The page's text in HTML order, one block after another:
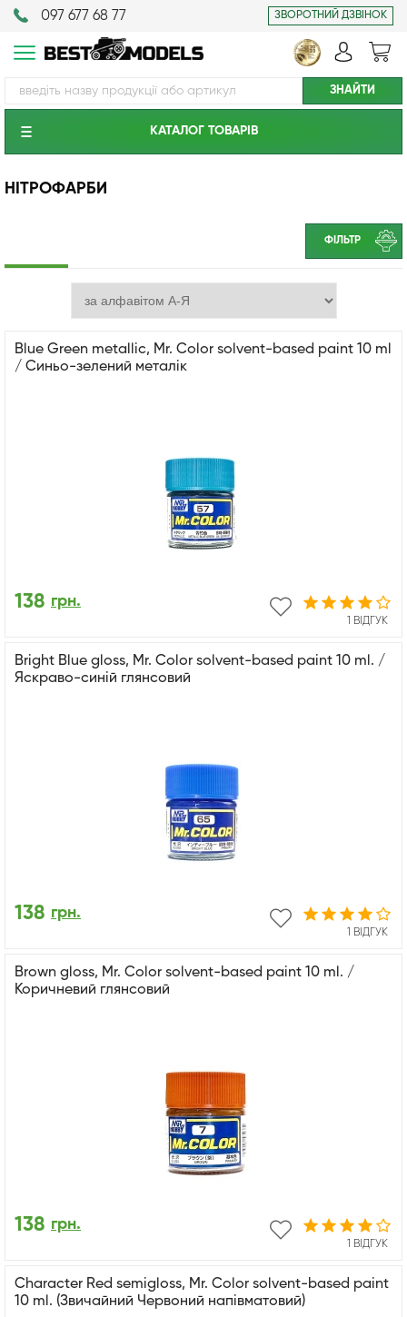
097 677 68 77 ЗВОРОТНИЙ ДЗВІНОК
КАТАЛОГ ТОВАРIВ
НІТРОФАРБИ
ФІЛЬТР
Blue Green metallic, Mr. Color solvent-based paint 10 ml
/ Синьо-зелений металік
1 ВІДГУК
138 грн.
Bright Blue gloss, Mr. Color solvent-based paint 10 ml. /
Яскраво-синій глянсовий
1 ВІДГУК
138 грн.
Brown gloss, Mr. Color solvent-based paint 10 ml. /
Коричневий глянсовий
1 ВІДГУК
138 грн.
Character Red semigloss, Mr. Color solvent-based paint
10 ml. (Звичайний Червоний напівматовий)